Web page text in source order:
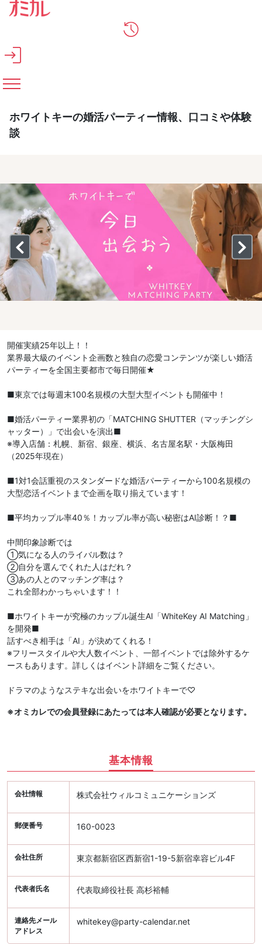
メインコンテンツへスキップ
ホワイトキーの婚活パーティー情報、口コミや体験
談
開催実績25年以上！！
業界最大級のイベント企画数と独自の恋愛コンテンツが楽しい婚活
パーティーを全国主要都市で毎日開催★
■東京では毎週末100名規模の大型大型イベントも開催中！
■婚活パーティー業界初の「MATCHING SHUTTER（マッチングシ
ャッター）」で出会いを演出■
※導入店舗：札幌、新宿、銀座、横浜、名古屋名駅・大阪梅田
（2025年現在）
■1対1会話重視のスタンダードな婚活パーティーから100名規模の
大型恋活イベントまで企画を取り揃えています！
■平均カップル率40％！カップル率が高い秘密はAI診断！？■
中間印象診断では
①気になる人のライバル数は？
②自分を選んでくれた人はだれ？
③あの人とのマッチング率は？
これ全部わかっちゃいます！！
■ホワイトキーが究極のカップル誕生AI「WhiteKey AI Matching」
を開発■
話すべき相手は「AI」が決めてくれる！
※フリースタイルや大人数イベント、一部イベントでは除外するケ
ースもあります。詳しくはイベント詳細をご覧ください。
ドラマのようなステキな出会いをホワイトキーで♡
※オミカレでの会員登録にあたっては本人確認が必要となります。
基本情報
会社情報 株式会社ウィルコミュニケーションズ
郵便番号 160-0023
会社住所 東京都新宿区西新宿1-19-5新宿幸容ビル4F
代表者氏名 代表取締役社長 高杉裕輔
連絡先メール
アドレス
whitekey@party-calendar.net